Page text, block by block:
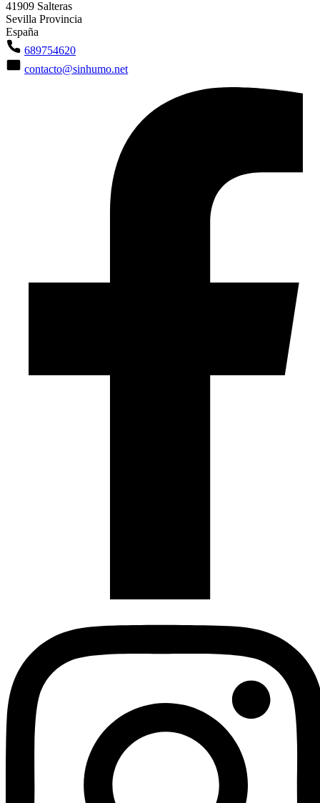
41909 Salteras
Sevilla Provincia
España
689754620
contacto@sinhumo.net